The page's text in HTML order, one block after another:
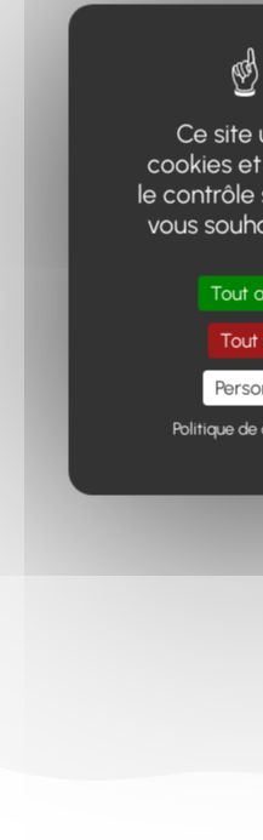
Ce site
cookies
le contrôle
vous
Tout
Tout
Politique